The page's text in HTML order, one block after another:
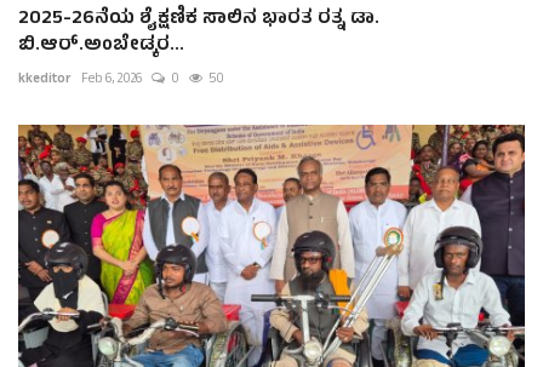
2025-26ನೆಯ ಶೈಕ್ಷಣಿಕ ಸಾಲಿನ ಭಾರತ ರತ್ನ ಡಾ.
ಬಿ.ಆರ್.ಅಂಬೇಡ್ಕರ...
kkeditor Feb 6, 2026 0 50